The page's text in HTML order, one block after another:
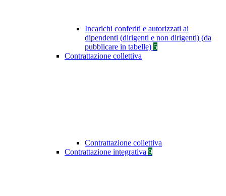
Incarichi conferiti e autorizzati ai
dipendenti (dirigenti e non dirigenti) (da
pubblicare in tabelle) 5
Contrattazione collettiva
Contrattazione collettiva
Contrattazione integrativa 9